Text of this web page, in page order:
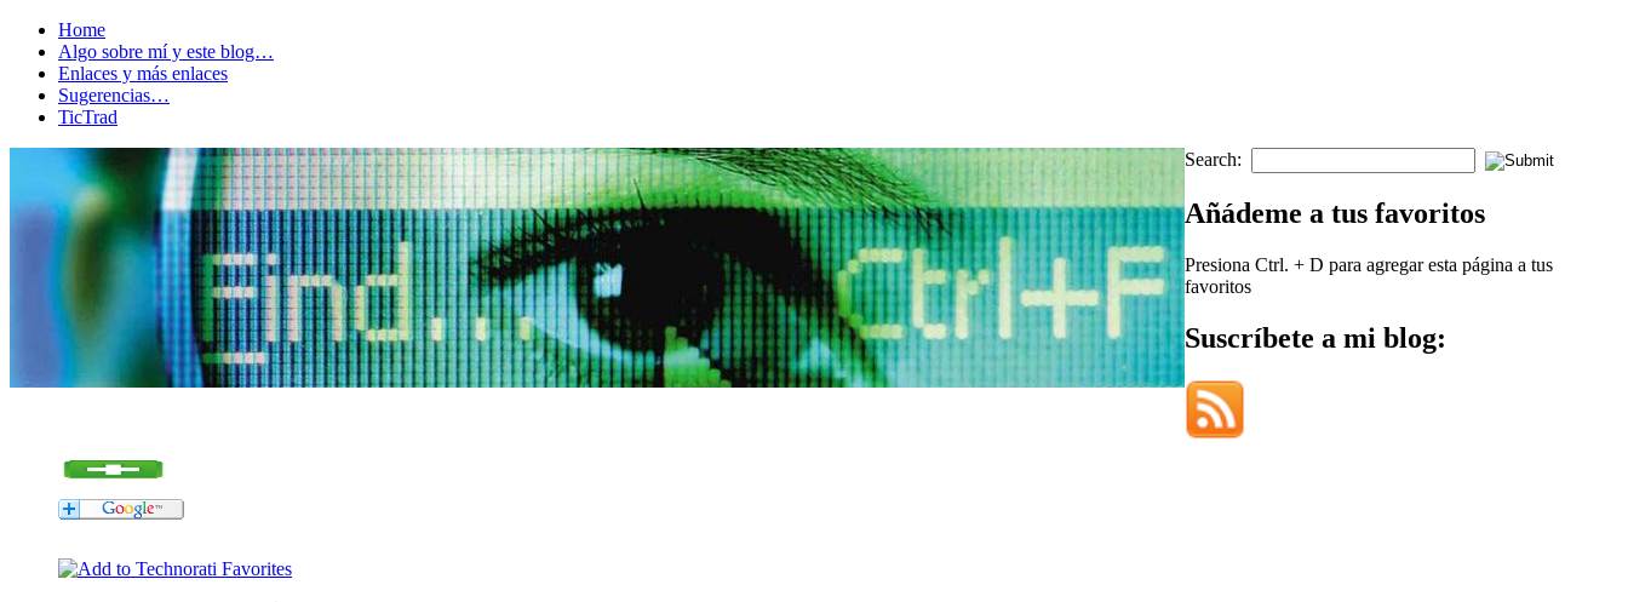
Home
Algo sobre mí y este blog…
Enlaces y más enlaces
Sugerencias…
TicTrad
Search:
Añádeme a tus favoritos
Presiona Ctrl. + D para agregar esta página a tus
favoritos
Suscríbete a mi blog: